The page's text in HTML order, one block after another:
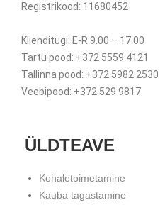
Registrikood: 11680452
Klienditugi: E-R 9.00 – 17.00
Tartu pood: +372 5559 4121
Tallinna pood: +372 5982 2530
Veebipood: +372 529 9817
ÜLDTEAVE
Kohaletoimetamine
Kauba tagastamine